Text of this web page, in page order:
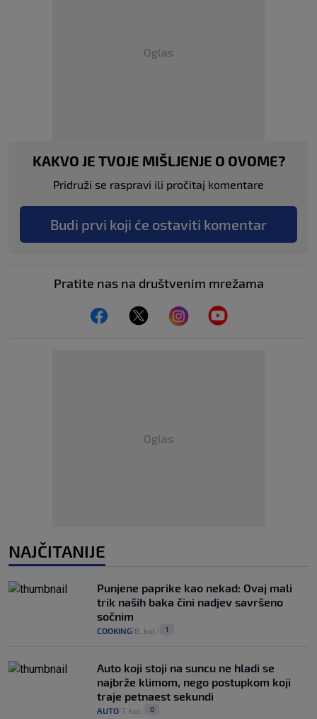
Oglas
KAKVO JE TVOJE MIŠLJENJE O OVOME?
Pridruži se raspravi ili pročitaj komentare
Budi prvi koji će ostaviti komentar
Pratite nas na društvenim mrežama
Oglas
NAJČITANIJE
Punjene paprike kao nekad: Ovaj mali
trik naših baka čini nadjev savršeno
sočnim
COOKING 8. kol. 1
Auto koji stoji na suncu ne hladi se
najbrže klimom, nego postupkom koji
traje petnaest sekundi
AUTO 7. kol. 0